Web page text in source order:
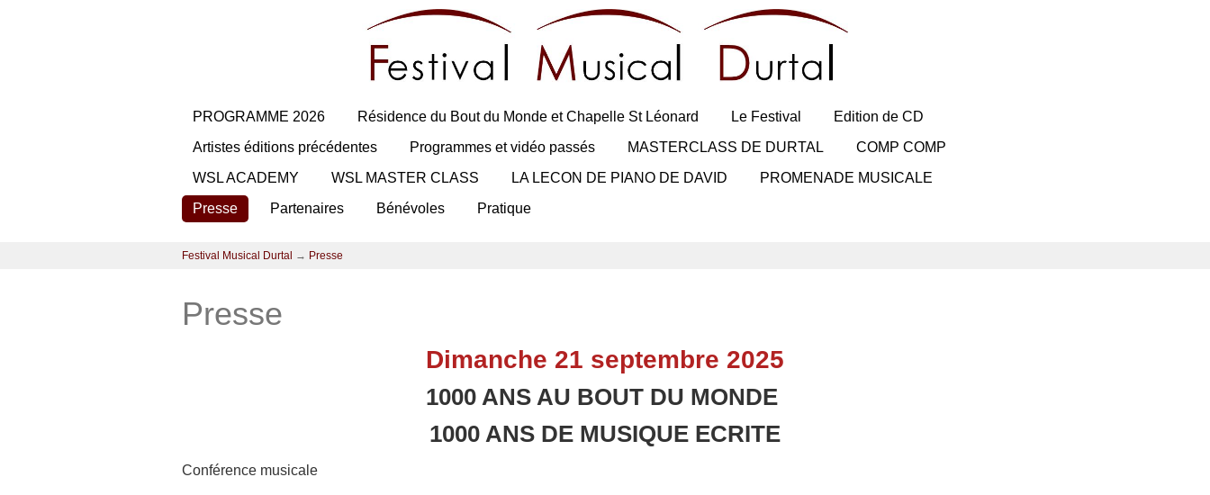
PROGRAMME 2026 Résidence du Bout du Monde et Chapelle St Léonard Le Festival
Edition de CD
Artistes éditions précédentes
Programmes et vidéo passés MASTERCLASS DE DURTAL
COMP COMP
WSL ACADEMY
WSL MASTER CLASS LA LECON DE PIANO DE DAVID
PROMENADE MUSICALE
Presse
Partenaires Bénévoles Pratique
Festival Musical Durtal → Presse
Presse
Dimanche 21 septembre 2025
1000 ANS AU BOUT DU MONDE
1000 ANS DE MUSIQUE ECRITE
Conférence musicale